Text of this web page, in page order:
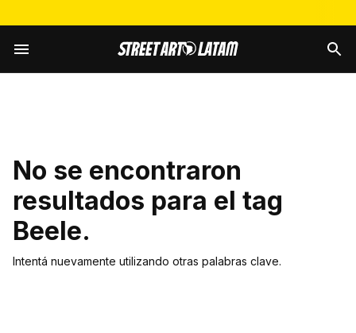
No se encontraron
resultados para el tag
Beele.
Intentá nuevamente utilizando otras palabras clave.